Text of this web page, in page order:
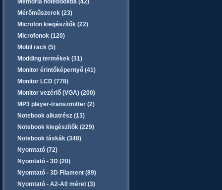
Memória notebookba (42)
Mérőműszerek (23)
Microfon kiegészítők (22)
Microfonok (120)
Mobil rack (5)
Modding termékek (31)
Monitor érintőképernyő (41)
Monitor LCD (778)
Monitor vezérlő (VGA) (200)
MP3 player-transzmitter (2)
Notebook alkatrész (13)
Notebook kiegészítők (229)
Notebook táskák (348)
Nyomtató (72)
Nyomtató - 3D (20)
Nyomtató - 3D Filament (89)
Nyomtató - A2-A0 méret (3)